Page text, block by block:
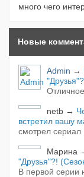
много чего
Новые
Admin →
netb →
встретил вашу
смотрел сериал
Марина
"Друзья"?!
В первой серии